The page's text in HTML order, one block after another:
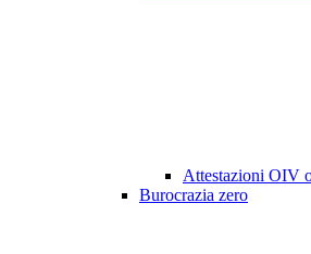
Attestazioni OIV
Burocrazia zero